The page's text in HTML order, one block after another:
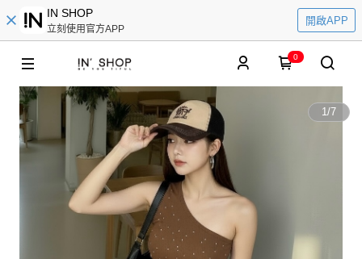
IN SHOP
立刻使用官方APP
開啟APP
0
1/7